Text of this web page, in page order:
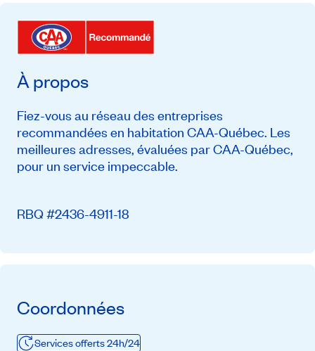
À propos
Fiez-vous au réseau des entreprises
recommandées en habitation CAA-Québec. Les
meilleures adresses, évaluées par CAA-Québec,
pour un service impeccable.
RBQ #2436-4911-18
Coordonnées
Services offerts 24h/24